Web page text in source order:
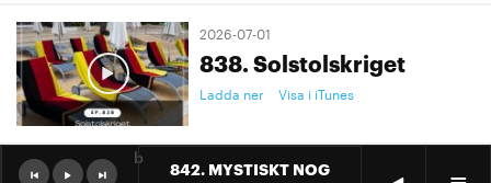
2026-07-01
838. Solstolskriget
Ladda ner Visa i iTunes
2026-07-01
842. MYSTISKT NOG
b